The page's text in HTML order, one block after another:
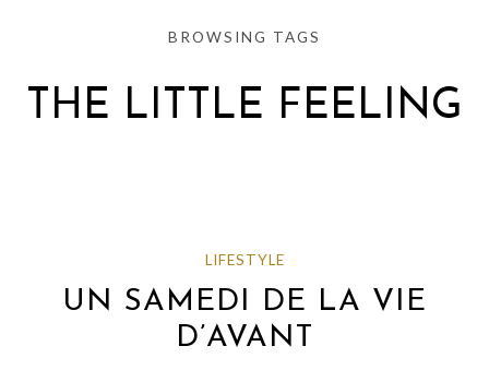
BROWSING TAGS
THE LITTLE FEELING
LIFESTYLE
UN SAMEDI DE LA VIE
D’AVANT